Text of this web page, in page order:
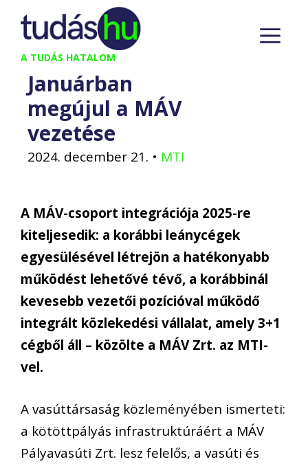
Kilépés
tartalomba
A TUDÁS HATALOM
Januárban
megújul a MÁV
vezetése
2024. december 21. • MTI
A MÁV-csoport integrációja 2025-re
kiteljesedik: a korábbi leánycégek
egyesülésével létrejön a hatékonyabb
működést lehetővé tévő, a korábbinál
kevesebb vezetői pozícióval működő
integrált közlekedési vállalat, amely 3+1
cégből áll – közölte a MÁV Zrt. az MTI-
vel.
A vasúttársaság közleményében ismerteti:
a kötöttpályás infrastruktúráért a MÁV
Pályavasúti Zrt. lesz felelős, a vasúti és